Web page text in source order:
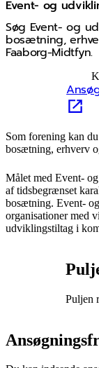
Event- og
Søg Event- og
bosætning,
Faaborg‑Midtfyn.
senest opdateret 5.
Som forening kan
bosætning, erhverv
Målet med Event-
af tidsbegrænset
bosætning. Event-
organisationer med
udviklingstiltag i
Puljen